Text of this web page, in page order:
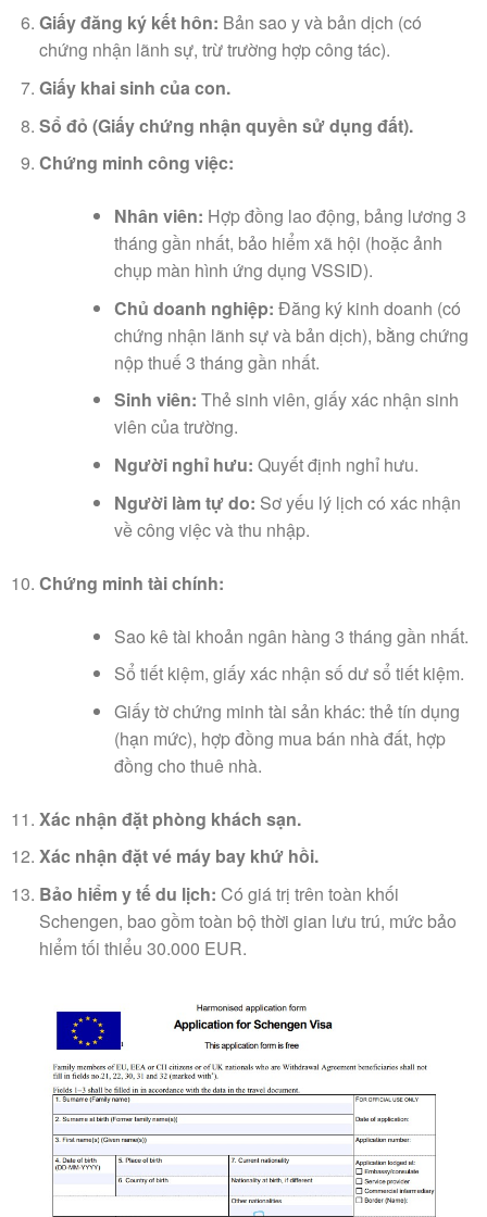
Giấy đăng ký kết hôn: Bản sao y và bản dịch (có
chứng nhận lãnh sự, trừ trường hợp công tác).
Giấy khai sinh của con.
Sổ đỏ (Giấy chứng nhận quyền sử dụng đất).
Chứng minh công việc:
Nhân viên: Hợp đồng lao động, bảng lương 3
tháng gần nhất, bảo hiểm xã hội (hoặc ảnh
chụp màn hình ứng dụng VSSID).
Chủ doanh nghiệp: Đăng ký kinh doanh (có
chứng nhận lãnh sự và bản dịch), bằng chứng
nộp thuế 3 tháng gần nhất.
Sinh viên: Thẻ sinh viên, giấy xác nhận sinh
viên của trường.
Người nghỉ hưu: Quyết định nghỉ hưu.
Người làm tự do: Sơ yếu lý lịch có xác nhận
về công việc và thu nhập.
Chứng minh tài chính:
Sao kê tài khoản ngân hàng 3 tháng gần nhất.
Sổ tiết kiệm, giấy xác nhận số dư sổ tiết kiệm.
Giấy tờ chứng minh tài sản khác: thẻ tín dụng
(hạn mức), hợp đồng mua bán nhà đất, hợp
đồng cho thuê nhà.
Xác nhận đặt phòng khách sạn.
Xác nhận đặt vé máy bay khứ hồi.
Bảo hiểm y tế du lịch: Có giá trị trên toàn khối
Schengen, bao gồm toàn bộ thời gian lưu trú, mức bảo
hiểm tối thiểu 30.000 EUR.